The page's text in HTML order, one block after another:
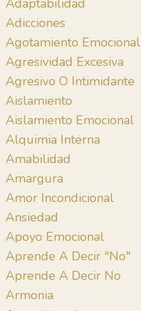
Adicciones
Agotamiento Emocional
Agresividad Excesiva
Agresivo O Intimidante
Aislamiento
Aislamiento Emocional
Alquimia Interna
Amabilidad
Amargura
Amor Incondicional
Ansiedad
Apoyo Emocional
Aprende A Decir "no"
Aprende A Decir No
Armonia